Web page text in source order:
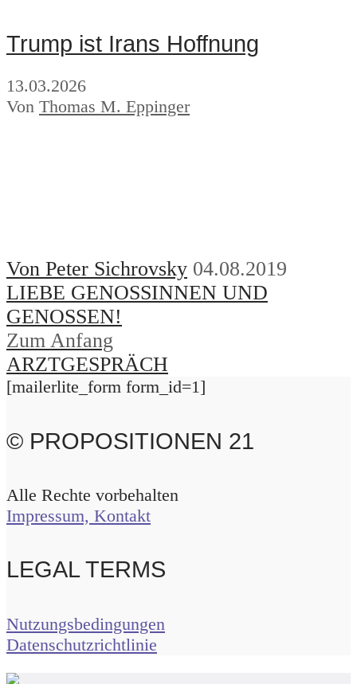
Trump ist Irans Hoffnung
13.03.2026
Von Thomas M. Eppinger
Von Peter Sichrovsky 04.08.2019
LIEBE GENOSSINNEN UND
GENOSSEN!
Zum Anfang
ARZTGESPRÄCH
[mailerlite_form form_id=1]
© PROPOSITIONEN 21
Alle Rechte vorbehalten
Impressum, Kontakt
LEGAL TERMS
Nutzungsbedingungen
Datenschutzrichtlinie